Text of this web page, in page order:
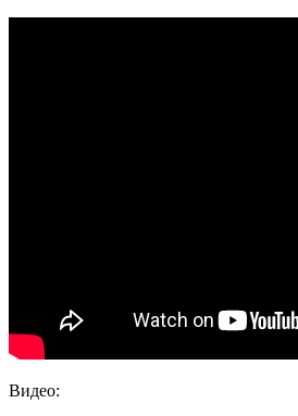
Видео: